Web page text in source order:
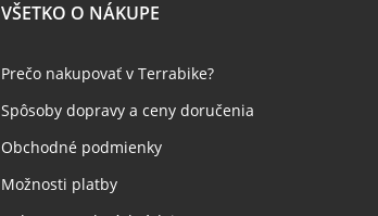
VŠETKO O NÁKUPE
Prečo nakupovať v Terrabike?
Spôsoby dopravy a ceny doručenia
Obchodné podmienky
Možnosti platby